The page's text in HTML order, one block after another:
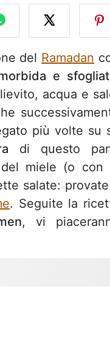
del Ramadan
e
lievito, acqua e
più volte su
di questo
miele (o con
salate:
. Seguite la
, vi